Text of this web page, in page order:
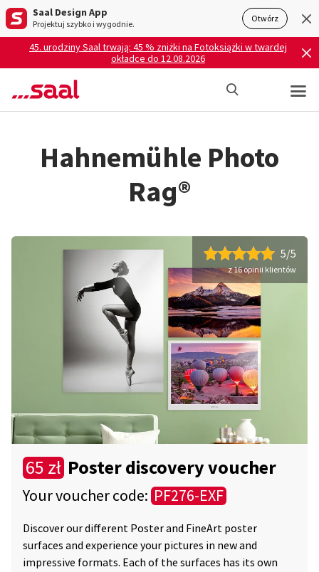
Saal Design App
Projektuj szybko i wygodnie. Otwórz
45. urodziny Saal trwają: 45 % zniżki na Fotoksiążki w twardej
okładce do 12.08.2026
Hahnemühle Photo
Rag®
5/5
z 16 opinii klientów
65 zł Poster discovery voucher
Your voucher code: PF276-EXF
Discover our different Poster and FineArt poster
surfaces and experience your pictures in new and
impressive formats. Each of the surfaces has its own